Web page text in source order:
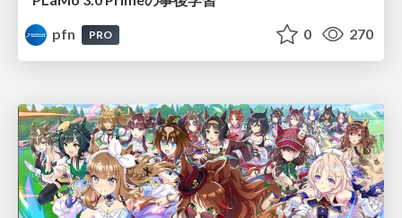
pfn
PRO 0 270